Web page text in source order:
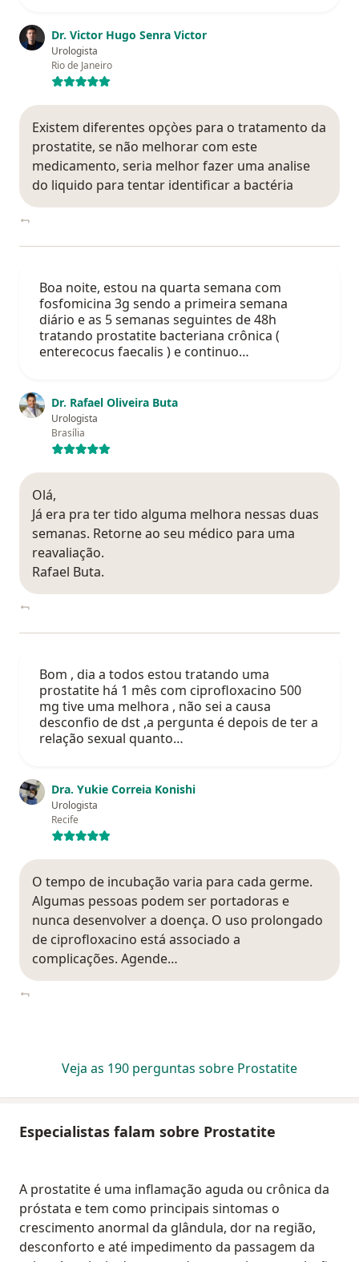
Dr. Victor Hugo Senra Victor
Urologista
Rio de Janeiro
Existem diferentes opçòes para o tratamento da
prostatite, se não melhorar com este
medicamento, seria melhor fazer uma analise
do liquido para tentar identificar a bactéria
Boa noite, estou na quarta semana com
fosfomicina 3g sendo a primeira semana
diário e as 5 semanas seguintes de 48h
tratando prostatite bacteriana crônica (
enterecocus faecalis ) e continuo…
Dr. Rafael Oliveira Buta
Urologista
Brasília
Olá,
Já era pra ter tido alguma melhora nessas duas
semanas. Retorne ao seu médico para uma
reavaliação.
Rafael Buta.
Bom , dia a todos estou tratando uma
prostatite há 1 mês com ciprofloxacino 500
mg tive uma melhora , não sei a causa
desconfio de dst ,a pergunta é depois de ter a
relação sexual quanto…
Dra. Yukie Correia Konishi
Urologista
Recife
O tempo de incubação varia para cada germe.
Algumas pessoas podem ser portadoras e
nunca desenvolver a doença. O uso prolongado
de ciprofloxacino está associado a
complicações. Agende…
Veja as 190 perguntas sobre Prostatite
Especialistas falam sobre Prostatite
A prostatite é uma inflamação aguda ou crônica da
próstata e tem como principais sintomas o
crescimento anormal da glândula, dor na região,
desconforto e até impedimento da passagem da